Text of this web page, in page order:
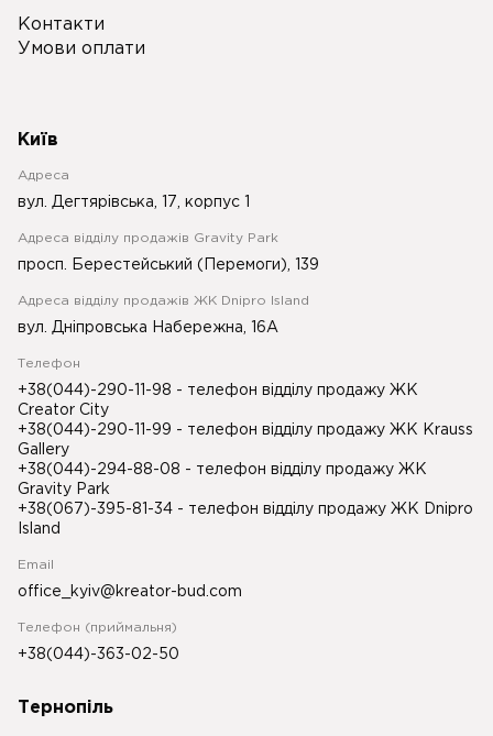
Контакти
Умови оплати
Київ
Адреса
вул. Дегтярівська, 17, корпус 1
Адреса відділу продажів Gravity Park
просп. Берестейський (Перемоги), 139
Адреса відділу продажів ЖК Dnipro Island
вул. Дніпровська Набережна, 16А
Телефон
+38(044)-290-11-98 - телефон відділу продажу ЖК
Creator City
+38(044)-290-11-99 - телефон відділу продажу ЖК Krauss
Gallery
+38(044)-294-88-08 - телефон відділу продажу ЖК
Gravity Park
+38(067)-395-81-34 - телефон відділу продажу ЖК Dnipro
Island
Email
office_kyiv@kreator-bud.com
Телефон (приймальня)
+38(044)-363-02-50
Тернопіль